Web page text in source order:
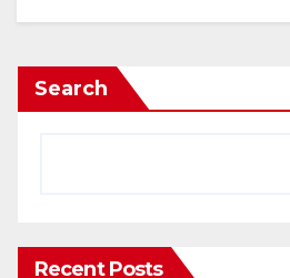
Search
Recent Posts